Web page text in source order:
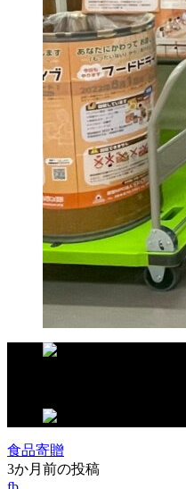
食品寄贈
3か月前の投稿